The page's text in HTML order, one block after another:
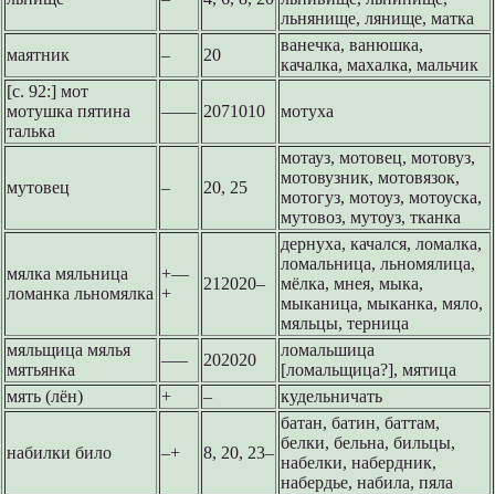
льнянище, лянище, матка
маятник
– 20
ванечка, ванюшка,
качалка, махалка, мальчик
[с. 92:] мот
мотушка пятина
талька
–––– 2071010 мотуха
мутовец – 20, 25
мотауз, мотовец, мотовуз,
мотовузник, мотовязок,
мотогуз, мотоуз, мотоуска,
мутовоз, мутоуз, тканка
мялка мяльница
ломанка льномялка
+––
+
212020–
дернуха, качался, ломалка,
ломальница, льномялица,
мёлка, мнея, мыка,
мыканица, мыканка, мяло,
мяльцы, терница
мяльщица мялья
мятьянка
––– 202020
ломальшица
[ломальщица?], мятица
мять (лён)
+ – кудельничать
набилки било –+ 8, 20, 23–
батан, батин, баттам,
белки, бельна, бильцы,
набелки, набердник,
набердье, набила, пяла